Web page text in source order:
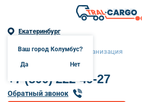
Екатеринбург
Ваш город Колумбус?
Да Нет
г. Екатеринбург онлайн-организация
+7 (800) 222-49-27
Обратный звонок